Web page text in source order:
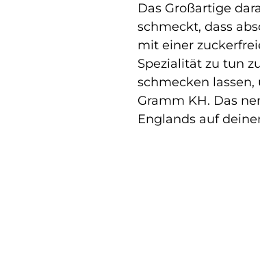
Das Großartige
schmeckt, dass
mit einer
Spezialität zu tun
schmecken
Gramm KH. Das
Englands auf